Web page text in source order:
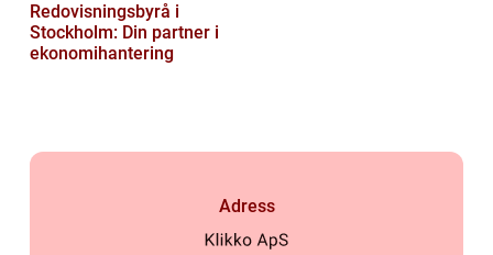
Redovisningsbyrå i
Stockholm: Din partner i
ekonomihantering
Adress